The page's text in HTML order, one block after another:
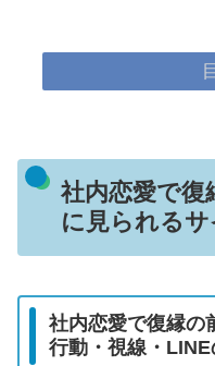
社内恋愛で復
に見られるサ
社内恋愛で復縁の
行動・視線・